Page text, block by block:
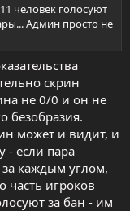
человек голосуют
Админ просто не
скрин
не 0/0 и он не
безобразия.
может и видит, и
- если пара
каждым углом,
часть игроков
за бан - им